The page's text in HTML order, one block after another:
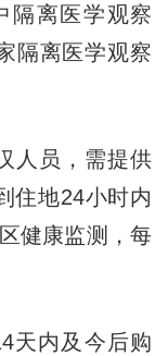
隔离医学观察
隔离医学观察
员，需提供
住地24小时内
健康监测，每
内及今后购